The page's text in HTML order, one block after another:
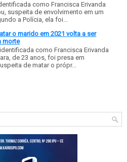
como Francisca Erivanda
suspeita de envolvimento em um
a Polícia, ela foi...
o marido em 2021 volta a ser
morte
como Francisca Erivanda
de 23 anos, foi presa em
de matar o própr...